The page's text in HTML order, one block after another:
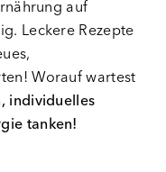
auf
Leckere Rezepte
Worauf wartest
individuelles
tanken!